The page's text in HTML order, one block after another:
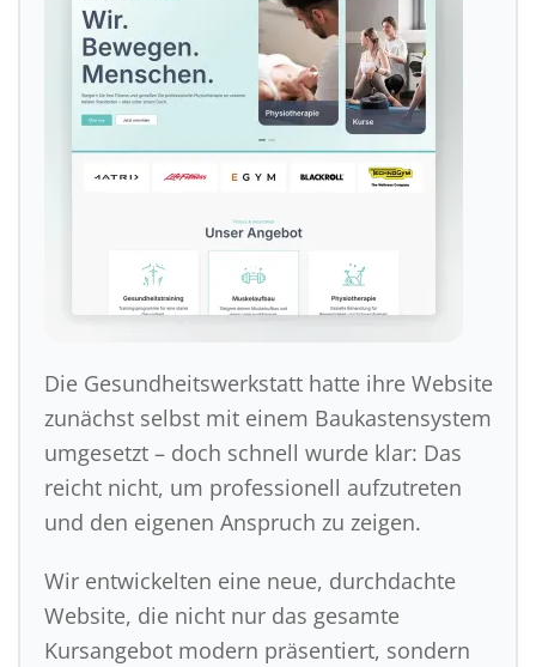
Die Gesundheitswerkstatt hatte ihre Website
zunächst selbst mit einem Baukastensystem
umgesetzt – doch schnell wurde klar: Das
reicht nicht, um professionell aufzutreten
und den eigenen Anspruch zu zeigen.
Wir entwickelten eine neue, durchdachte
Website, die nicht nur das gesamte
Kursangebot modern präsentiert, sondern